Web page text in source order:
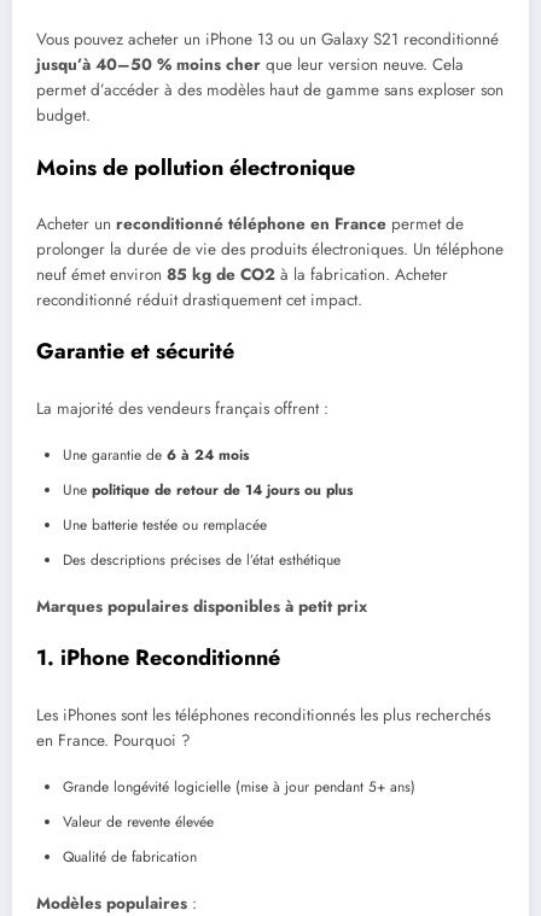
Vous pouvez acheter un iPhone 13 ou un Galaxy S21 reconditionné
jusqu’à 40–50 % moins cher que leur version neuve. Cela
permet d’accéder à des modèles haut de gamme sans exploser son
budget.
Moins de pollution électronique
Acheter un reconditionné téléphone en France permet de
prolonger la durée de vie des produits électroniques. Un téléphone
neuf émet environ 85 kg de CO2 à la fabrication. Acheter
reconditionné réduit drastiquement cet impact.
Garantie et sécurité
La majorité des vendeurs français offrent :
Une garantie de 6 à 24 mois
Une politique de retour de 14 jours ou plus
Une batterie testée ou remplacée
Des descriptions précises de l’état esthétique
Marques populaires disponibles à petit prix
1. iPhone Reconditionné
Les iPhones sont les téléphones reconditionnés les plus recherchés
en France. Pourquoi ?
Grande longévité logicielle (mise à jour pendant 5+ ans)
Valeur de revente élevée
Qualité de fabrication
Modèles populaires :